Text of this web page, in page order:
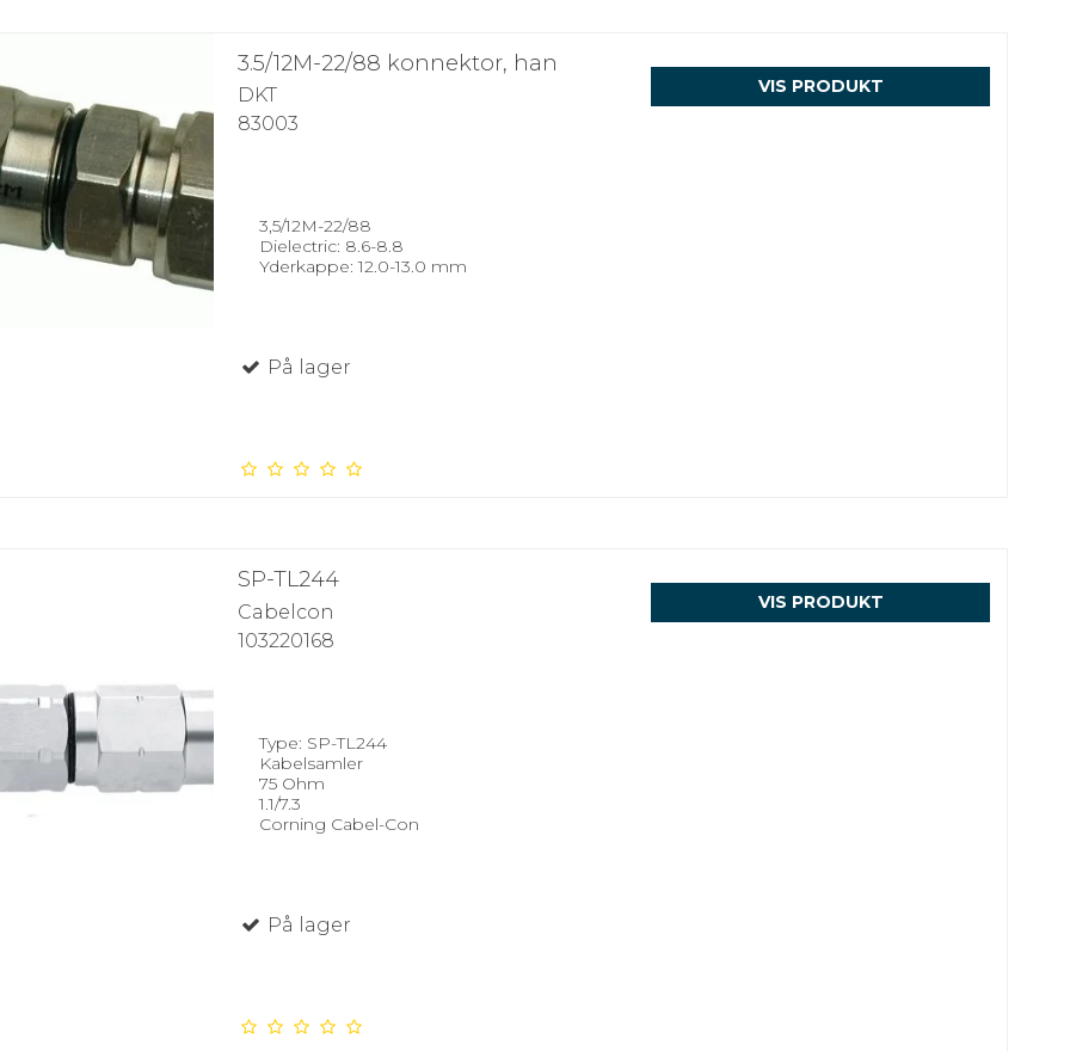
3.5/12M-22/88 konnektor, han
DKT
83003
3,5/12M-22/88
Dielectric: 8.6-8.8
Yderkappe: 12.0-13.0 mm
På lager
VIS PRODUKT
SP-TL244
Cabelcon
103220168
Type: SP-TL244
Kabelsamler
75 Ohm
1.1/7.3
Corning Cabel-Con
På lager
VIS PRODUKT